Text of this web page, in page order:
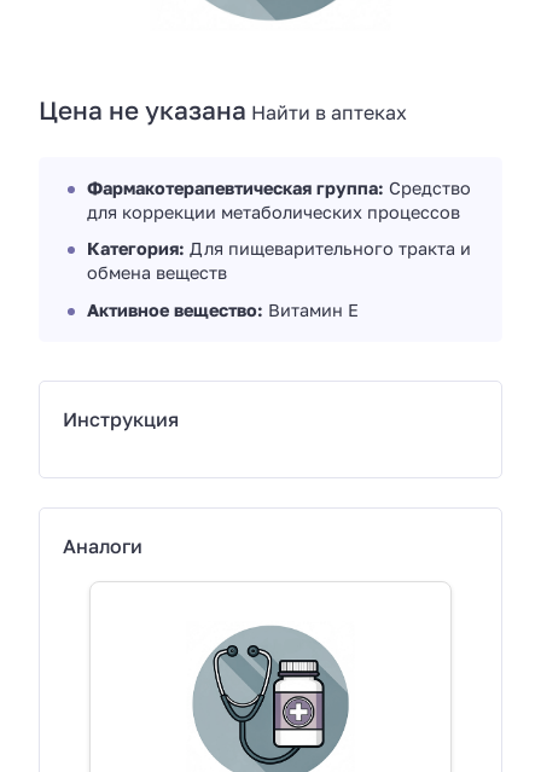
Цена не указана Найти в аптеках
Фармакотерапевтическая группа: Средство
для коррекции метаболических процессов
Категория: Для пищеварительного тракта и
обмена веществ
Активное вещество: Витамин Е
Инструкция
Аналоги